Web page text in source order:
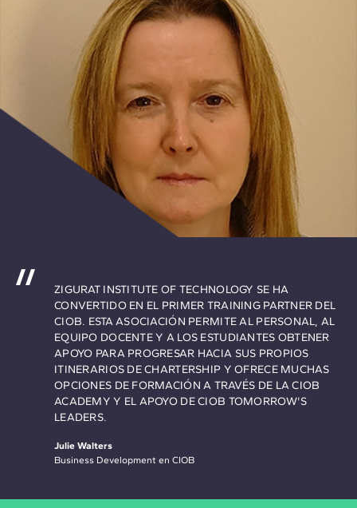
ZIGURAT INSTITUTE OF TECHNOLOGY SE HA
CONVERTIDO EN EL PRIMER TRAINING PARTNER DEL
CIOB. ESTA ASOCIACIÓN PERMITE AL PERSONAL, AL
EQUIPO DOCENTE Y A LOS ESTUDIANTES OBTENER
APOYO PARA PROGRESAR HACIA SUS PROPIOS
ITINERARIOS DE CHARTERSHIP Y OFRECE MUCHAS
OPCIONES DE FORMACIÓN A TRAVÉS DE LA CIOB
ACADEMY Y EL APOYO DE CIOB TOMORROW'S
LEADERS.
Julie Walters
Business Development en CIOB